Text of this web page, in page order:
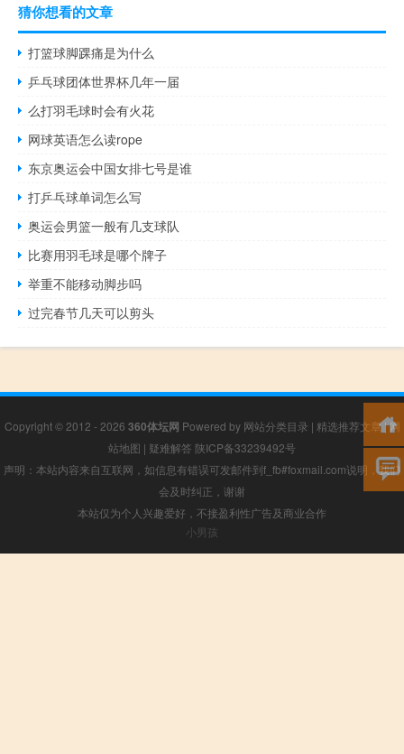
猜你想看的文章
打篮球脚踝痛是为什么
乒乓球团体世界杯几年一届
么打羽毛球时会有火花
网球英语怎么读rope
东京奥运会中国女排七号是谁
打乒乓球单词怎么写
奥运会男篮一般有几支球队
比赛用羽毛球是哪个牌子
举重不能移动脚步吗
过完春节几天可以剪头
Copyright © 2012 - 2026 360体坛网 Powered by 网站分类目录 | 精选推荐文章|网
站地图 | 疑难解答 陕ICP备33239492号
声明：本站内容来自互联网，如信息有错误可发邮件到f_fb#foxmail.com说明，我们
会及时纠正，谢谢
本站仅为个人兴趣爱好，不接盈利性广告及商业合作
小男孩